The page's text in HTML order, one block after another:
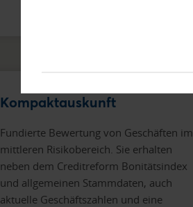
Kompaktauskunft
Fundierte Bewertung von Geschäften im
mittleren Risikobereich. Sie erhalten
neben dem Creditreform Bonitätsindex
und allgemeinen Stammdaten, auch
aktuelle Geschäftszahlen und eine